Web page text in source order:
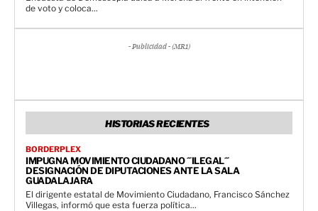
de voto y coloca...
- Publicidad - (MR1)
HISTORIAS RECIENTES
BORDERPLEX
IMPUGNA MOVIMIENTO CIUDADANO ´´ILEGAL´´
DESIGNACIÓN DE DIPUTACIONES ANTE LA SALA
GUADALAJARA
El dirigente estatal de Movimiento Ciudadano, Francisco Sánchez
Villegas, informó que esta fuerza política...